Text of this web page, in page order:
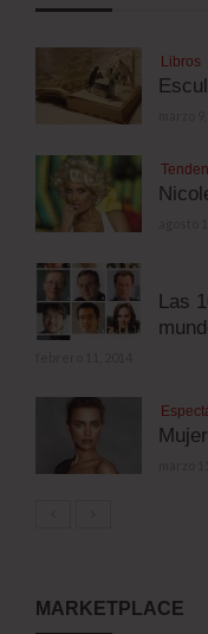
Libros
Las
MARKETPLACE